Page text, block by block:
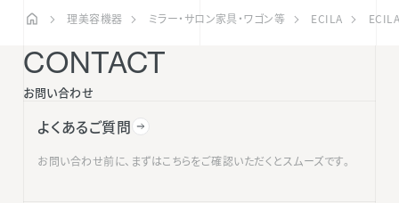
理美容機器 ミラー・サロン家具・ワゴン等 ECILA
CONTACT
お問い合わせ
よくあるご質問
お問い合わせ前に、まずはこちらをご確認いただくとスムーズです。